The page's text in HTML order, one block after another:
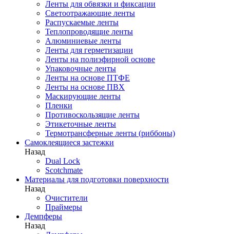
Ленты для обвязки и фиксации
Светоотражающие ленты
Распускаемые ленты
Теплопроводящие ленты
Алюминиевые ленты
Ленты для герметизации
Ленты на полиэфирной основе
Упаковочные ленты
Ленты на основе ПТФЕ
Ленты на основе ПВХ
Маскирующие ленты
Пленки
Противоскользящие ленты
Этикеточные ленты
Термотрансферные ленты (риббоны)
Cамоклеящиеся застежки
Назад
Dual Lock
Scotchmate
Материалы для подготовки поверхности
Назад
Очистители
Праймеры
Демпферы
Назад